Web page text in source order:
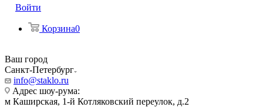
Войти
Корзина0
Ваш город
Санкт-Петербург
info@staklo.ru
Адрес шоу-рума:
м Каширская, 1-й Котляковский переулок, д.2